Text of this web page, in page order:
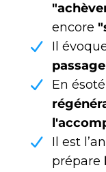
encore
Il
En
Il est
prépare